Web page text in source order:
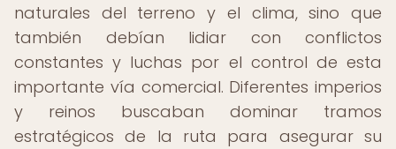
naturales del terreno y el clima, sino que
también debían lidiar con conflictos
constantes y luchas por el control de esta
importante vía comercial. Diferentes imperios
y reinos buscaban dominar tramos
estratégicos de la ruta para asegurar su